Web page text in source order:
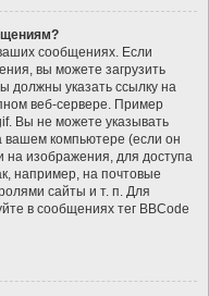
сообщениях. Если
вы можете загрузить
должны указать ссылку на
веб-сервере. Пример
Вы не можете указывать
вашем компьютере (если он
изображения, для доступа
например, на почтовые
сайты и т. п. Для
в сообщениях тег BBCode